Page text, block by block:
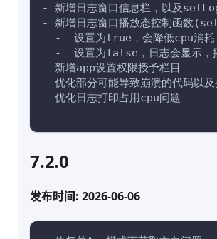
- 新增日志窗口信息栏，以及
- 新增日志窗口播放态控制函数
-  设置为true，会降低cpu消耗
-  设置为false，日志会显示，
- 新增app设置权限授予栏目
- 优化部分可能导致崩溃的代码以及
- 优化日志打印占用cpu问题
7.2.0
发布时间: 2026-06-06